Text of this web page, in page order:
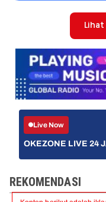
Live Now
OKEZONE LIVE 24